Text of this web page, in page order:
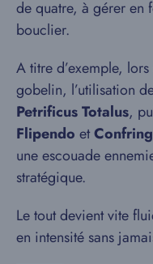
de quatre, à gérer en
bouclier.
A titre d’exemple,
gobelin, l’utilisation
Petrificus Totalus,
Flipendo et
une escouade
stratégique.
Le tout devient vite
en intensité sans